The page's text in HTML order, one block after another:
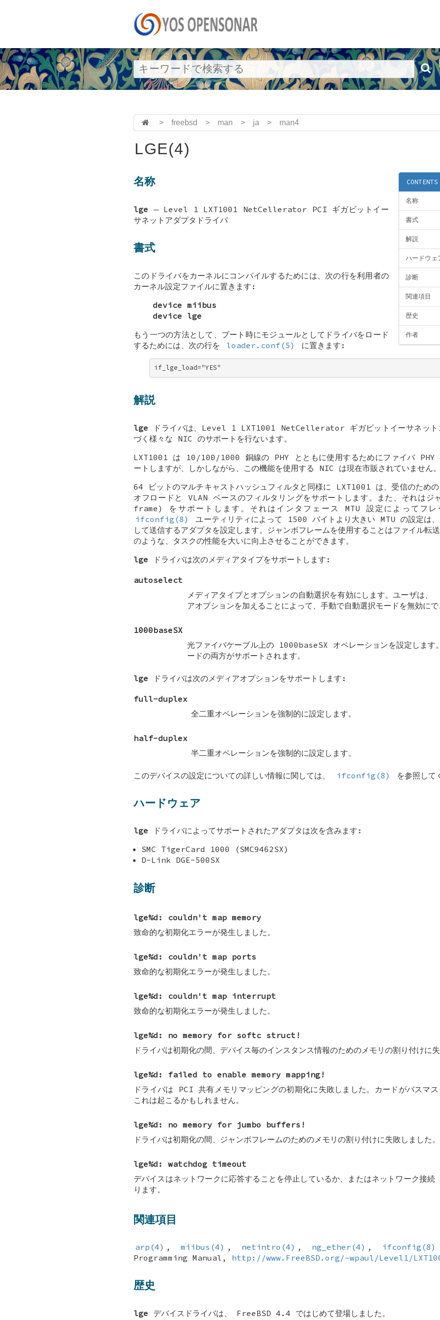
> freebsd > man > ja > man4
LGE(4)
CONTENTS
名称
書式
解説
ハードウェ
診断
関連項目
歴史
作者
名称
lge — Level 1 LXT1001 NetCellerator PCI ギガビットイー
サネットアダプタドライバ
書式
このドライバをカーネルにコンパイルするためには、次の行を利用者の
カーネル設定ファイルに置きます:
device miibus
device lge
もう一つの方法として、ブート時にモジュールとしてドライバをロード
するためには、次の行を
loader.conf(5) に置きます:
if_lge_load="YES"
解説
lge ドライバは、Level 1 LXT1001 NetCellerator ギガビットイーサネット
づく様々な NIC のサポートを行ないます。
LXT1001 は 10/100/1000 銅線の PHY とともに使用するためにファイバ
ートしますが、しかしながら、この機能を使用する NIC は現在市販されていません。
64 ビットのマルチキャストハッシュフィルタと同様に LXT1001 は、受信のため
オフロードと VLAN ベースのフィルタリングをサポートします。また、それは
frame) をサポートします。それはインタフェース MTU 設定によってフレ
ifconfig(8)
ユーティリティによって 1500 バイトより大きい MTU の設定は
して送信するアダプタを設定します。ジャンボフレームを使用することはファイル転
のような、タスクの性能を大いに向上させることができます。
lge ドライバは次のメディアタイプをサポートします:
autoselect
メディアタイプとオプションの自動選択を有効にします。ユーザは、
アオプションを加えることによって、手動で自動選択モードを無効にで
1000baseSX
光ファイバケーブル上の 1000baseSX オペレーションを設定しま
ードの両方がサポートされます。
lge ドライバは次のメディアオプションをサポートします:
full-duplex
全二重オペレーションを強制的に設定します。
half-duplex
半二重オペレーションを強制的に設定します。
このデバイスの設定についての詳しい情報に関しては、 ifconfig(8) を参照して
ハードウェア
lge ドライバによってサポートされたアダプタは次を含みます:
SMC TigerCard 1000 (SMC9462SX)
D-Link DGE-500SX
診断
lge%d: couldn't map memory
致命的な初期化エラーが発生しました。
lge%d: couldn't map ports
致命的な初期化エラーが発生しました。
lge%d: couldn't map interrupt
致命的な初期化エラーが発生しました。
lge%d: no memory for softc struct!
ドライバは初期化の間、デバイス毎のインスタンス情報のためのメモリの割り付けに失
lge%d: failed to enable memory mapping!
ドライバは PCI 共有メモリマッピングの初期化に失敗しました。カードがバスマス
これは起こるかもしれません。
lge%d: no memory for jumbo buffers!
ドライバは初期化の間、ジャンボフレームのためのメモリの割り付けに失敗しました。
lge%d: watchdog timeout
デバイスはネットワークに応答することを停止しているか、またはネットワーク接
ります。
関連項目
arp(4) , miibus(4) , netintro(4) , ng_ether(4) , ifconfig(8)
Programming Manual , http://www.FreeBSD.org/~wpaul/Level1/
歴史
lge デバイスドライバは、 FreeBSD 4.4 ではじめて登場しました。